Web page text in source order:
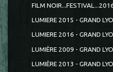
FILM
LUMIERE 2015 - GRAND
LUMIERE 2016 - GRAND
LUMIÈRE 2009 - GRAND
LUMIÈRE 2013 - GRAND